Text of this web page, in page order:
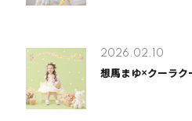
2026.02.10
想馬まゆ×クーラク